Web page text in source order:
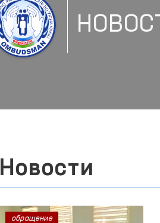
Новости
обращение